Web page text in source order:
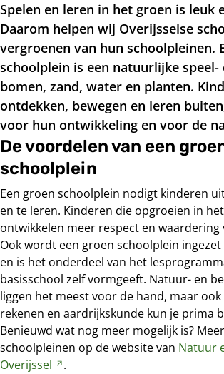
Spelen en leren in het groen is leuk
Daarom helpen wij Overijsselse
vergroenen van hun schoolpleinen.
schoolplein is een natuurlijke
bomen, zand, water en planten.
ontdekken, bewegen en leren
voor hun ontwikkeling en voor de
De voordelen van een
schoolplein
Een groen schoolplein nodigt kinderen
en te leren. Kinderen die opgroeien in
ontwikkelen meer respect en
Ook wordt een groen schoolplein
en is het onderdeel van het
basisschool zelf vormgeeft. Natuur- en
liggen het meest voor de hand, maar ook
rekenen en aardrijkskunde kun je prima
Benieuwd wat nog meer mogelijk is?
schoolpleinen op de website van Natuur
Overijssel
Verwijst
.